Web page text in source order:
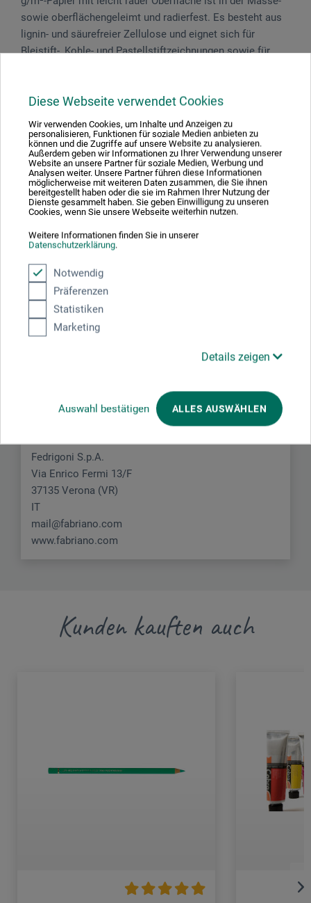
Diese Webseite verwendet Cookies
Wir verwenden Cookies, um Inhalte und Anzeigen zu
personalisieren, Funktionen für soziale Medien anbieten zu
können und die Zugriffe auf unsere Website zu analysieren.
Außerdem geben wir Informationen zu Ihrer Verwendung unserer
Website an unsere Partner für soziale Medien, Werbung und
Analysen weiter. Unsere Partner führen diese Informationen
möglicherweise mit weiteren Daten zusammen, die Sie ihnen
bereitgestellt haben oder die sie im Rahmen Ihrer Nutzung der
Dienste gesammelt haben. Sie geben Einwilligung zu unseren
Cookies, wenn Sie unsere Webseite weiterhin nutzen.
Weitere Informationen finden Sie in unserer
Datenschutzerklärung.
Notwendig
Präferenzen
Statistiken
Marketing
Details zeigen
Auswahl bestätigen ALLES AUSWÄHLEN
sowie oberflächengeleimt und radierfest. Es besteht aus
lignin- und säurefreier Zellulose und eignet sich für
Bleistift-, Kohle- und Pastellstiftzeichnungen sowie für
inspiriert. FSC-zertifiziert, verfügbar in 3 Formaten.
Produktbewertungen (0)
Schreiben Sie die erste Bewertung zu diesem Produkt
Hersteller-Kontakt
Hier finden Sie die Kontaktdaten des Herstellers zu
diesem Produkt.
Fedrigoni S.p.A.
Via Enrico Fermi 13/F
37135 Verona (VR)
IT
mail@fabriano.com
www.fabriano.com
Kunden kauften auch